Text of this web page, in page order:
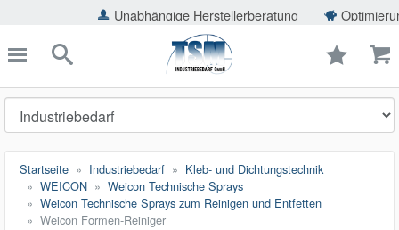
Unabhängige Herstellerberatung Optimierung der
schließen
Suche
Startseite Industriebedarf
Kleb- und Dichtungstechnik
WEICON
Weicon Technische Sprays
Weicon Technische Sprays zum Reinigen und Entfetten
Weicon Formen-Reiniger